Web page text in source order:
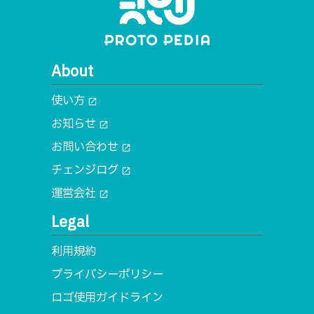
About
使い方 open_in_new
お知らせ open_in_new
お問い合わせ open_in_new
チェンジログ open_in_new
運営会社 open_in_new
Legal
利用規約
プライバシーポリシー
ロゴ使用ガイドライン